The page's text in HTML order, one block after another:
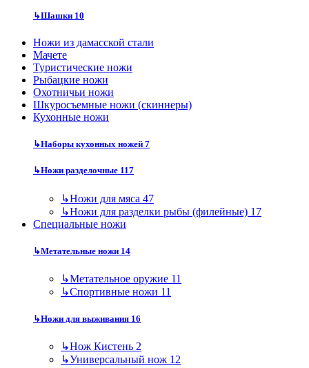
↳Шашки 10
Ножи из дамасской стали
Мачете
Туристические ножи
Рыбацкие ножи
Охотничьи ножи
Шкуросъемные ножи (скиннеры)
Кухонные ножи
↳Наборы кухонных ножей 7
↳Ножи разделочные 117
↳Ножи для мяса 47
↳Ножи для разделки рыбы (филейные) 17
Специальные ножи
↳Метательные ножи 14
↳Метательное оружие 11
↳Спортивные ножи 11
↳Ножи для выживания 16
↳Нож Кистень 2
↳Универсальный нож 12